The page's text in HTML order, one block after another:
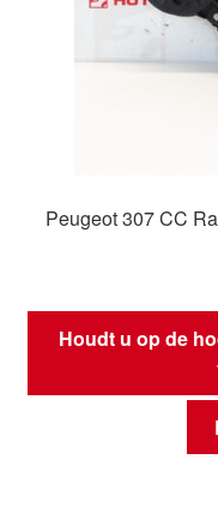
Peugeot 307 CC
Houdt u op de